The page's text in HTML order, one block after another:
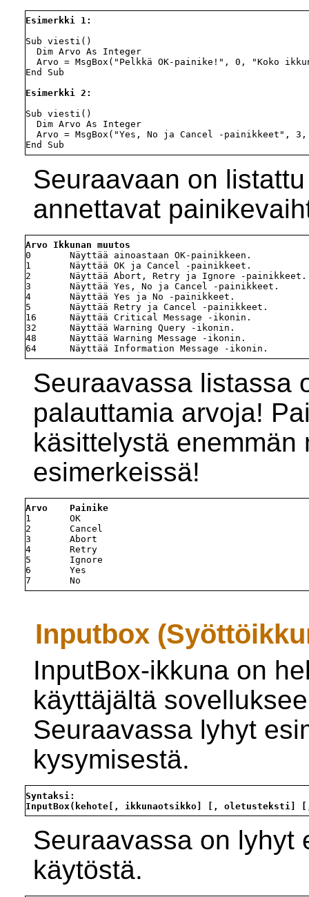
Esimerkki 1:
Sub viesti()
  Dim Arvo As Integer
Arvo = MsgBox("Pelkkä OK-painike!", 0, "Koko
End Sub
Esimerkki 2:
Sub viesti()
  Dim Arvo As Integer
Arvo = MsgBox("Yes, No ja Cancel -painikkeet",
Seuraavaan on
annettavat
Arvo Ikkunan muutos
0       Näyttää ainoastaan OK-painikkeen.
1       Näyttää OK ja Cancel -painikkeet.
2       Näyttää Abort, Retry ja Ignore -painikkeet.
3       Näyttää Yes, No ja Cancel -painikkeet.
4       Näyttää Yes ja No -painikkeet.
5       Näyttää Retry ja Cancel -painikkeet.
16      Näyttää Critical Message -ikonin.
32      Näyttää Warning Query -ikonin.
48      Näyttää Warning Message -ikonin.
Seuraavassa listassa
palauttamia arvoja!
käsittelystä enemmän
esimerkeissä!
Arvo    Painike
1       OK
2       Cancel
3       Abort
4       Retry
5       Ignore
6       Yes
Inputbox
InputBox-ikkuna on
käyttäjältä
Seuraavassa lyhyt
kysymisestä.
Syntaksi:
InputBox(kehote[, ikkunaotsikko] [, oletusteksti]
Seuraavassa on lyhyt
käytöstä.